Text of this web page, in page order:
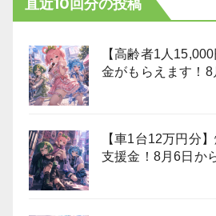
直近10回分の投稿
【高齢者1人
金がもらえます！8
【車1台12万円分
支援金！8月6日か